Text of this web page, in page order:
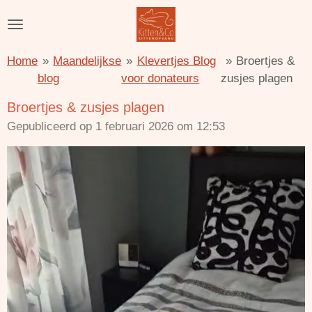
direct
de
hoofdinhoud
Home » Maandelijkse
blog
» Klevertjes Blog
voor donateurs
» Broertjes &
zusjes plagen
Broertjes & zusjes plagen
Gepubliceerd op 1 februari 2026 om 12:53